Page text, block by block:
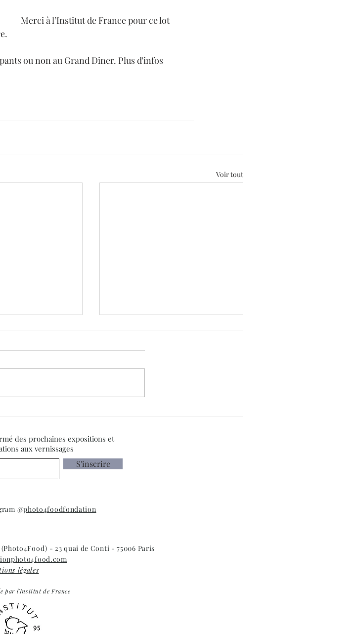
Merci à l’Institut de France pour ce lot
ou non au Grand Diner. Plus d'infos
Voir tout
Festival:
La Boutique Généreuse est
des prochaines expositions et
aux vernissages
S'inscrire
@photo4foodfondation
- 23 quai de Conti - 75006 Paris
légales
par l'Institut de France